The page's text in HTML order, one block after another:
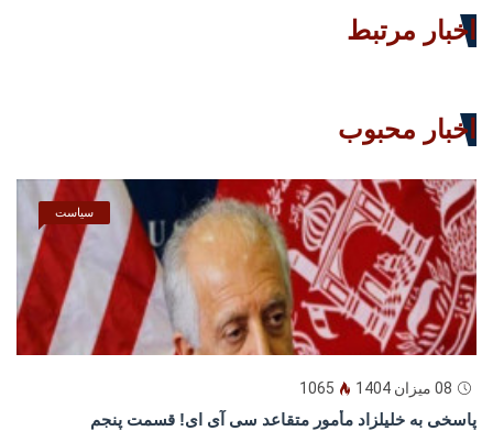
اخبار مرتبط
اخبار محبوب
سیاست
08 میزان 1404 1065
پاسخى به خليلزاد مأمور متقاعد سى آى اى! قسمت پنجم